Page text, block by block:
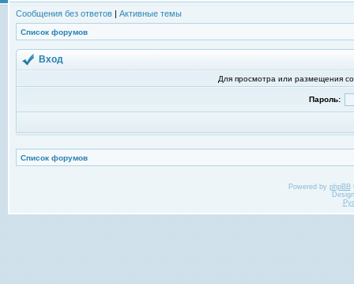
Сообщения без ответов | Активные темы
Список форумов
Вход
Для просмотра или размещения
Пароль:
Список форумов
Powered by phpBB